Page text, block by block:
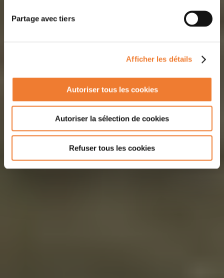
Partage avec tiers
Afficher les détails
Autoriser tous les cookies
Autoriser la sélection de cookies
Refuser tous les cookies